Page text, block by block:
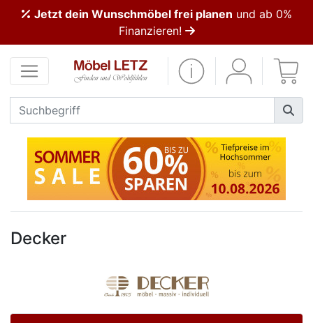
Jetzt dein Wunschmöbel frei planen und ab 0%
Finanzieren!
Decker
Kundenmeinungen
Anmelden
PREMIUM
Schnell
lieferbar
Konfigurator